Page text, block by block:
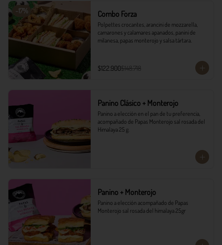
-17% Combo Forza
Polpettes crocantes, arancini de mozzarella,
camarones y calamares apanados, panini de
milanesa, papas monterojo y salsa tártara.
$122.900$148.718
Panino Clásico + Monterojo
Panino a elección en el pan de tu preferencia,
acompañado de Papas Monterojo sal rosada del
Himalaya 25 g.
Panino + Monterojo
Panino a elección acompañado de Papas
Monterojo sal rosada del himalaya 25gr